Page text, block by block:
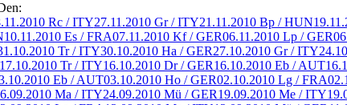
Rc / ITY27.11.2010 Gr / ITY21.11.2010 Bp / HUN
10.11.2010 Es / FRA07.11.2010 Kf / GER06.11.2010 Lp / GER
Tr / ITY30.10.2010 Ha / GER27.10.2010 Gr / ITY
17.10.2010 Tr / ITY16.10.2010 Dr / GER16.10.2010 Eb / AUT
Eb / AUT03.10.2010 Ho / GER02.10.2010 Lg / FRA
Ma / ITY24.09.2010 Mü / GER19.09.2010 Me / ITY